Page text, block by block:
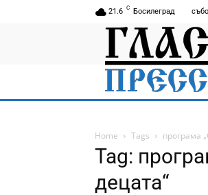
21.6 C Босилеград
Home Tags програма
Tag:
децата“